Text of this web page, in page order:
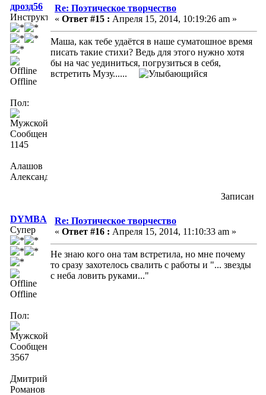
дрозд56
Инструктор
Offline
Пол:
Сообщений:
1145
Алашов
Александр
Re: Поэтическое творчество
« Ответ #15 : Апреля 15, 2014, 10:19:26 am »
Маша, как тебе удаётся в наше суматошное время
писать такие стихи? Ведь для этого нужно хотя
бы на час уединиться, погрузиться в себя,
встретить Музу......
Записан
DYMBA
Супер
Offline
Пол:
Сообщений:
3567
Дмитрий
Романов
Re: Поэтическое творчество
« Ответ #16 : Апреля 15, 2014, 11:10:33 am »
Не знаю кого она там встретила, но мне почему
то сразу захотелось свалить с работы и "... звезды
с неба ловить руками..."